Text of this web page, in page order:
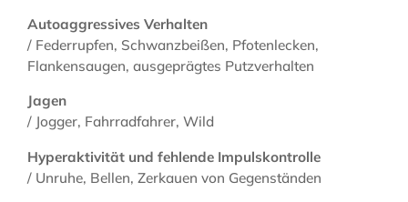
Autoaggressives Verhalten
/ Federrupfen, Schwanzbeißen, Pfotenlecken,
Flankensaugen, ausgeprägtes Putzverhalten
Jagen
/ Jogger, Fahrradfahrer, Wild
Hyperaktivität und fehlende Impulskontrolle
/ Unruhe, Bellen, Zerkauen von Gegenständen